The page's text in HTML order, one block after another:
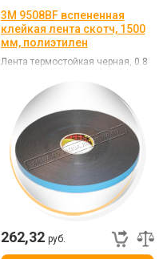
3M 9508BF вспененная
клейкая лента скотч, 1500
мм, полиэтилен
Лента термостойкая черная, 0.8
262,32 руб.